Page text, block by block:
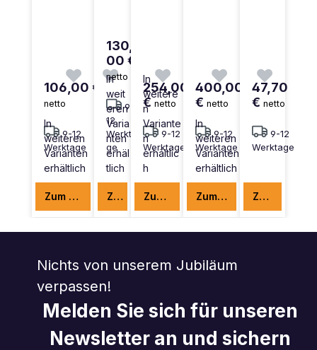
106,00 €
netto
9-12
Werktage
In
weiteren
Varianten
erhältlich
Zum Produkt
130,
00 €
netto
9-
12
Werkta
ge
In
weit
eren
Varia
nten
erhäl
tlich
Zum Produkt
254,00
€netto
9-12
Werktage
In
weitere
n
Variante
n
erhältlic
h
Zum Produkt
400,00
€ netto
9-12
Werktage
In
weiteren
Varianten
erhältlich
Zum Produkt
47,70
€netto
9-12
Werktage
Zum Produkt
Nichts von unserem Jubiläum
verpassen!
Melden Sie sich für unseren
Newsletter an und sichern